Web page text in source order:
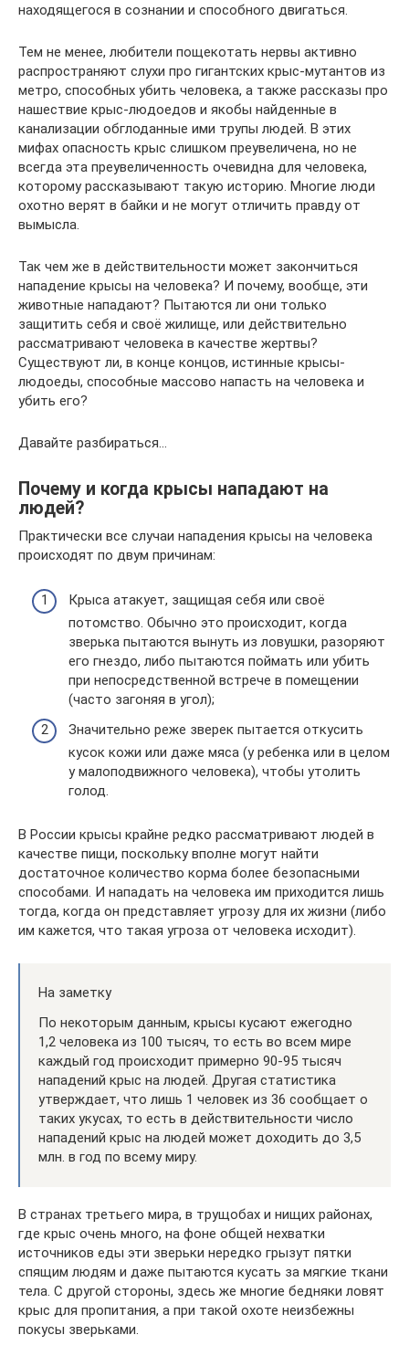
находящегося в сознании и способного двигаться.
Тем не менее, любители пощекотать нервы активно
распространяют слухи про гигантских крыс-мутантов из
метро, способных убить человека, а также рассказы про
нашествие крыс-людоедов и якобы найденные в
канализации обглоданные ими трупы людей. В этих
мифах опасность крыс слишком преувеличена, но не
всегда эта преувеличенность очевидна для человека,
которому рассказывают такую историю. Многие люди
охотно верят в байки и не могут отличить правду от
вымысла.
Так чем же в действительности может закончиться
нападение крысы на человека? И почему, вообще, эти
животные нападают? Пытаются ли они только
защитить себя и своё жилище, или действительно
рассматривают человека в качестве жертвы?
Существуют ли, в конце концов, истинные крысы-
людоеды, способные массово напасть на человека и
убить его?
Давайте разбираться…
Почему и когда крысы нападают на
людей?
Практически все случаи нападения крысы на человека
происходят по двум причинам:
Крыса атакует, защищая себя или своё
потомство. Обычно это происходит, когда
зверька пытаются вынуть из ловушки, разоряют
его гнездо, либо пытаются поймать или убить
при непосредственной встрече в помещении
(часто загоняя в угол);
Значительно реже зверек пытается откусить
кусок кожи или даже мяса (у ребенка или в целом
у малоподвижного человека), чтобы утолить
голод.
В России крысы крайне редко рассматривают людей в
качестве пищи, поскольку вполне могут найти
достаточное количество корма более безопасными
способами. И нападать на человека им приходится лишь
тогда, когда он представляет угрозу для их жизни (либо
им кажется, что такая угроза от человека исходит).
На заметку
По некоторым данным, крысы кусают ежегодно
1,2 человека из 100 тысяч, то есть во всем мире
каждый год происходит примерно 90-95 тысяч
нападений крыс на людей. Другая статистика
утверждает, что лишь 1 человек из 36 сообщает о
таких укусах, то есть в действительности число
нападений крыс на людей может доходить до 3,5
млн. в год по всему миру.
В странах третьего мира, в трущобах и нищих районах,
где крыс очень много, на фоне общей нехватки
источников еды эти зверьки нередко грызут пятки
спящим людям и даже пытаются кусать за мягкие ткани
тела. С другой стороны, здесь же многие бедняки ловят
крыс для пропитания, а при такой охоте неизбежны
покусы зверьками.